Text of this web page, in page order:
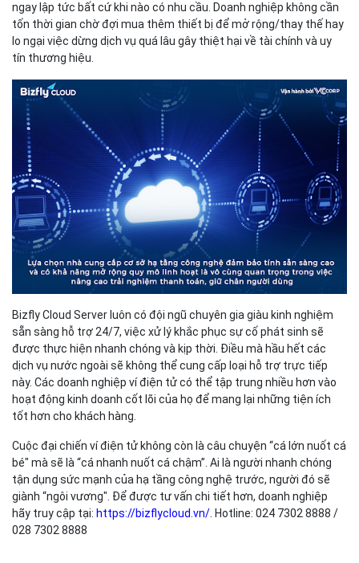
ngay lập tức bất cứ khi nào có nhu cầu. Doanh nghiệp không cần
tốn thời gian chờ đợi mua thêm thiết bị để mở rộng/thay thế hay
lo ngại việc dừng dịch vụ quá lâu gây thiệt hại về tài chính và uy
tín thương hiệu.
Bizfly Cloud Server luôn có đội ngũ chuyên gia giàu kinh nghiệm
sẵn sàng hỗ trợ 24/7, việc xử lý khắc phục sự cố phát sinh sẽ
được thực hiện nhanh chóng và kịp thời. Điều mà hầu hết các
dịch vụ nước ngoài sẽ không thể cung cấp loại hỗ trợ trực tiếp
này. Các doanh nghiệp ví điện tử có thể tập trung nhiều hơn vào
hoạt động kinh doanh cốt lõi của họ để mang lại những tiện ích
tốt hơn cho khách hàng.
Cuộc đại chiến ví điện tử không còn là câu chuyện “cá lớn nuốt cá
bé" mà sẽ là “cá nhanh nuốt cá chậm”. Ai là người nhanh chóng
tận dụng sức mạnh của hạ tầng công nghệ trước, người đó sẽ
giành “ngôi vương". Để được tư vấn chi tiết hơn, doanh nghiệp
hãy truy cập tại: https://bizflycloud.vn/ . Hotline: 024 7302 8888 /
028 7302 8888